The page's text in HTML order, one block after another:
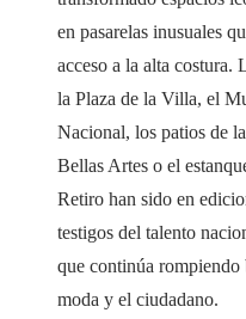
en pasarelas inusuales
acceso a la alta costura.
la Plaza de la Villa, el
Nacional, los patios de
Bellas Artes o el
Retiro han sido en
testigos del talento
que continúa rompiendo
moda y el ciudadano.